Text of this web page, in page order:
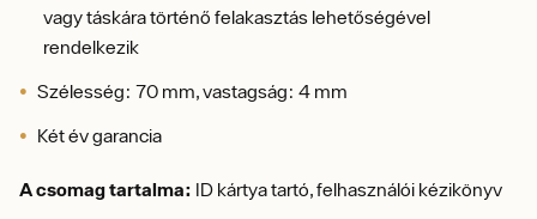
vagy táskára történő felakasztás lehetőségével
rendelkezik
Szélesség: 70 mm, vastagság: 4 mm
Két év garancia
A csomag tartalma: ID kártya tartó, felhasználói kézikönyv